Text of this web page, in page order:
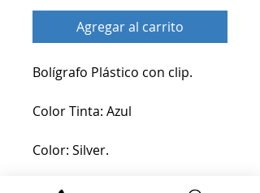
Agregar al carrito
Bolígrafo Plástico con clip.
Color Tinta: Azul
Color: Silver.